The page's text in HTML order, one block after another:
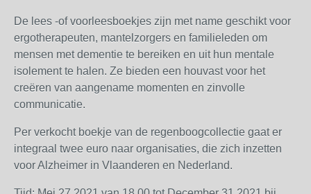
De lees -of voorleesboekjes zijn met name geschikt voor
ergotherapeuten, mantelzorgers en familieleden om
mensen met dementie te bereiken en uit hun mentale
isolement te halen. Ze bieden een houvast voor het
creëren van aangename momenten en zinvolle
communicatie.
Per verkocht boekje van de regenboogcollectie gaat er
integraal twee euro naar organisaties, die zich inzetten
voor Alzheimer in Vlaanderen en Nederland.